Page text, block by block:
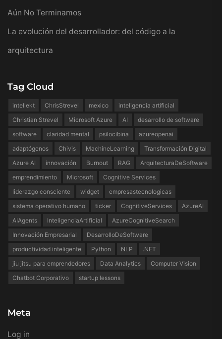
Aún No Terminamos
La evolución del desarrollador: del código a la
arquitectura
Tag Cloud
intellekt ChrisStrevel mexico
inteligencia artificial
Christian Strevel
Microsoft Azure AI
desarrollo de software
software
claridad mental psilocibina
azureopenai
adaptógenos
Chivis MachineLearning
Transformación Digital
Azure AI
innovación Burnout RAG
ArquitecturaDeSoftware
emprendimiento
Microsoft
Cognitive Services
liderazgo consciente
widget
empresastecnologicas
sistema operativo humano
ticker CognitiveServices
AzureAI
AIAgents
InteligenciaArtificial
AzureCognitiveSearch
Innovación Empresarial
DesarrolloDeSoftware
productividad inteligente
Python NLP
.NET
jiu jitsu para emprendedores
Data Analytics
Computer Vision
Chatbot Corporativo
startup lessons
Meta
Log in